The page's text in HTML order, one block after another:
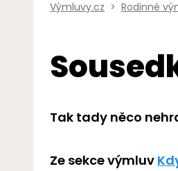
Výmluvy.cz > Rodinné
Tak tady něco
Ze sekce výmluv